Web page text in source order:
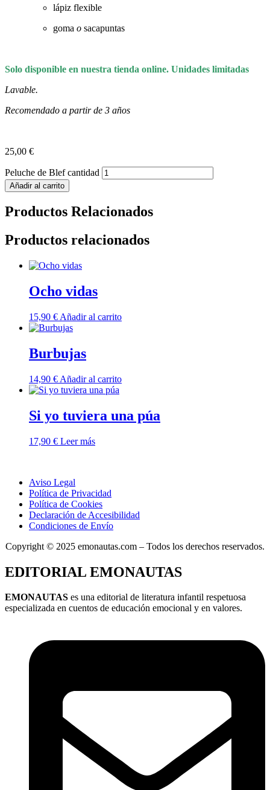
lápiz flexible
goma o sacapuntas
Solo disponible en nuestra tienda online. Unidades limitadas
Lavable.
Recomendado a partir de 3 años
25,00 €
Peluche de Blef cantidad
Añadir al carrito
Productos Relacionados
Productos relacionados
Ocho vidas
15,90 € Añadir al carrito
Burbujas
14,90 € Añadir al carrito
Si yo tuviera una púa
17,90 € Leer más
Aviso Legal
Política de Privacidad
Política de Cookies
Declaración de Accesibilidad
Condiciones de Envío
Copyright © 2025 emonautas.com – Todos los derechos reservados.
EDITORIAL EMONAUTAS
EMONAUTAS es una editorial de literatura infantil respetuosa
especializada en cuentos de educación emocional y en valores.